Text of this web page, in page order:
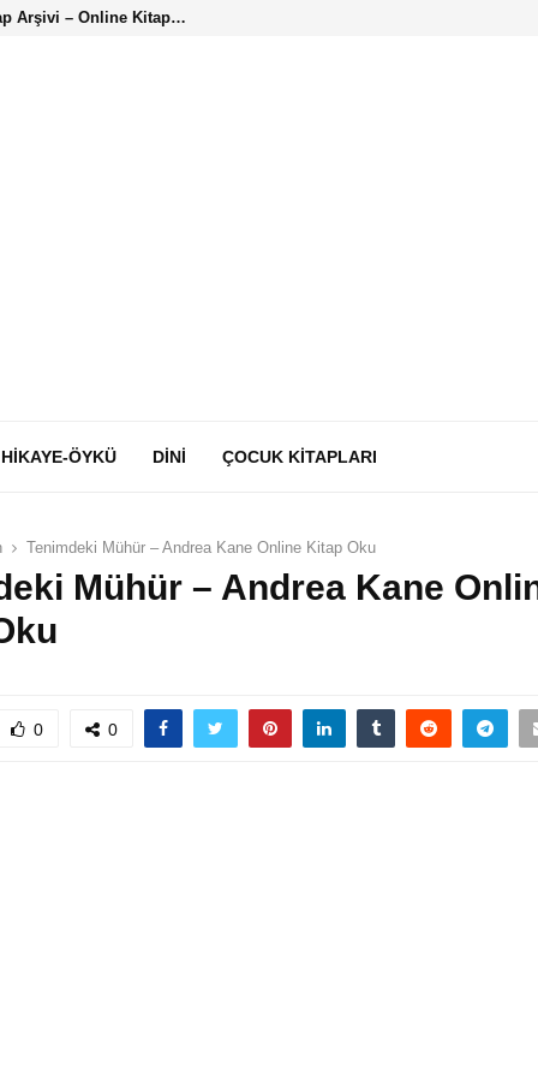
Arşivi – Online Kitap…
HIKAYE-ÖYKÜ DINI ÇOCUK KITAPLARI
Tenimdeki Mühür – Andrea Kane Online Kitap Oku
Mühür – Andrea Kane
0 0